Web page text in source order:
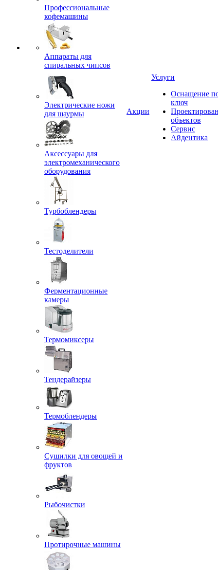
Профессиональные
кофемашины
Аппараты для
спиральных чипсов
Электрические ножи
для шаурмы
Аксессуары для
электромеханического
оборудования
Турбоблендеры
Тестоделители
Ферментационные
камеры
Термомиксеры
Тендерайзеры
Термоблендеры
Сушилки для овощей и
фруктов
Рыбочистки
Протирочные машины
Акции
Услуги
Оснащение
ключ
объектов
Сервис
Айдентика